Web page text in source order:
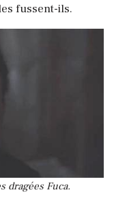
fussent-ils.
dragées Fuca.